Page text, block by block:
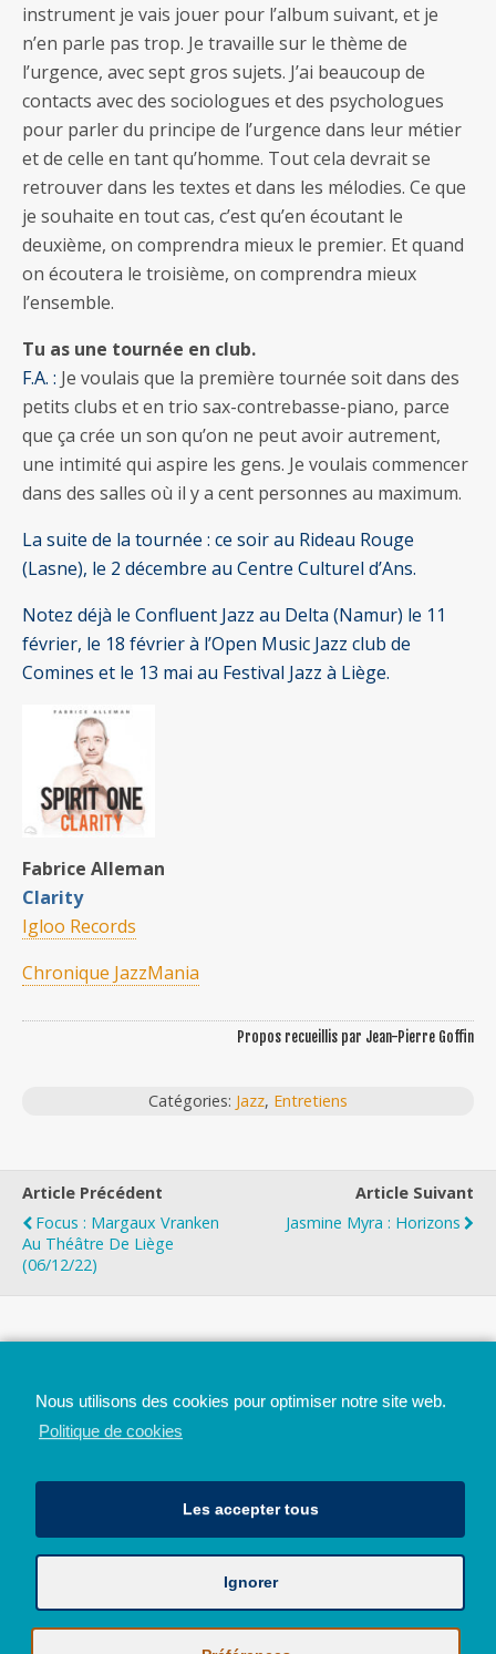
instrument je vais jouer pour l’album suivant, et je
n’en parle pas trop. Je travaille sur le thème de
l’urgence, avec sept gros sujets. J’ai beaucoup de
contacts avec des sociologues et des psychologues
pour parler du principe de l’urgence dans leur métier
et de celle en tant qu’homme. Tout cela devrait se
retrouver dans les textes et dans les mélodies. Ce que
je souhaite en tout cas, c’est qu’en écoutant le
deuxième, on comprendra mieux le premier. Et quand
on écoutera le troisième, on comprendra mieux
l’ensemble.
Tu as une tournée en club.
F.A. : Je voulais que la première tournée soit dans des
petits clubs et en trio sax-contrebasse-piano, parce
que ça crée un son qu’on ne peut avoir autrement,
une intimité qui aspire les gens. Je voulais commencer
dans des salles où il y a cent personnes au maximum.
La suite de la tournée : ce soir au Rideau Rouge
(Lasne), le 2 décembre au Centre Culturel d’Ans.
Notez déjà le Confluent Jazz au Delta (Namur) le 11
février, le 18 février à l’Open Music Jazz club de
Comines et le 13 mai au Festival Jazz à Liège.
Fabrice Alleman
Clarity
Igloo Records
Chronique JazzMania
Propos recueillis par Jean-Pierre Goffin
Catégories: Jazz, Entretiens
Article Précédent
Focus : Margaux Vranken
Au Théâtre De Liège
(06/12/22)
Article Suivant
Jasmine Myra : Horizons
Avec le soutien de la Province de Liège
© 2026 - Tous droits réservés - JazzMania
Nous utilisons des cookies pour optimiser notre site web.
Politique de cookies
Les accepter tous
Ignorer